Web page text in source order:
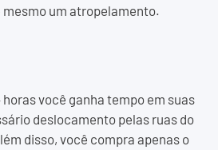
um atropelamento.
você ganha tempo em suas
deslocamento pelas ruas do
disso, você compra apenas o